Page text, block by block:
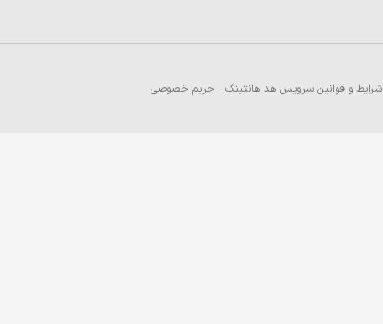
شرایط و قوانین سرویس هد هانتینگ حریم خصوصی